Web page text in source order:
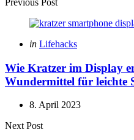
Post
navigation
Posted
in Lifehacks
Wie Kratzer im Display
Wundermittel für leichte
8. April 2023
Next Post